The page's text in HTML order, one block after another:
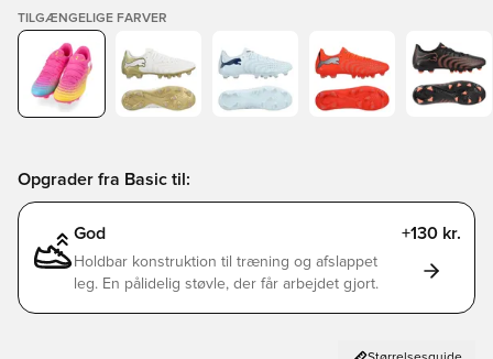
TILGÆNGELIGE FARVER
Opgrader fra Basic til:
God +130 kr.
Holdbar konstruktion til træning og afslappet
leg. En pålidelig støvle, der får arbejdet gjort.